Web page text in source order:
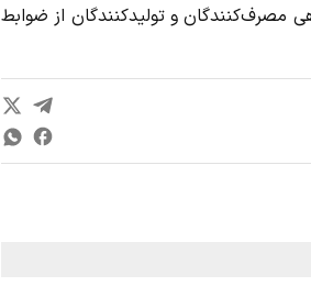
مصرف‌کنندگان و تولیدکنندگان از ضوابط